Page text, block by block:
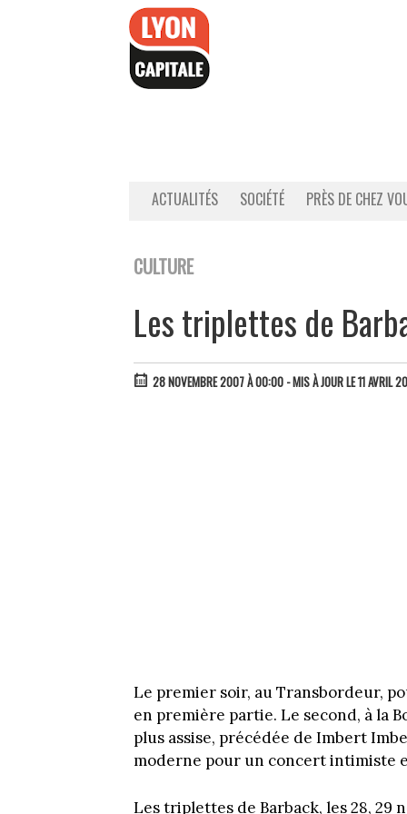
ACTUALITÉS SOCIÉTÉ PRÈS DE CHEZ
CULTURE
Les triplettes de
28 NOVEMBRE 2007 À 00:00 - MIS À JOUR LE 11 AVRIL
Le premier soir, au Transbordeur,
en première partie. Le second, à la
plus assise, précédée de Imbert
moderne pour un concert intimiste
Les triplettes de Barback, les 28, 29